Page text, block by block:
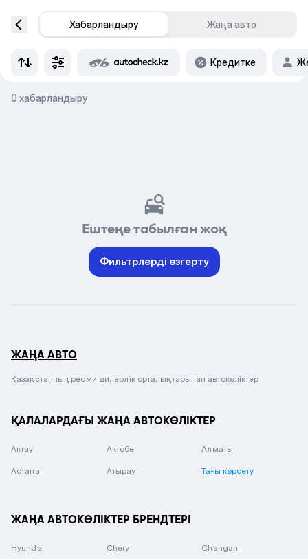
Хабарландыру Жаңа авто
Кредитке
0 хабарландыру
Ештеңе табылған жоқ
Фильтрлерді өзгерту
ЖАҢА АВТО
Қазақстанның ресми дилерлік орталықтарынан автокөліктер
ҚАЛАЛАРДАҒЫ ЖАҢА АВТОКӨЛІКТЕР
Актау Актобе Алматы
Астана Атырау Тағы көрсету
ЖАҢА АВТОКӨЛІКТЕР БРЕНДТЕРІ
Hyundai Chery Changan